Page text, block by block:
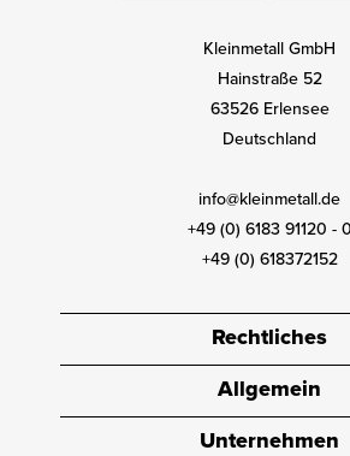
Kleinmetall GmbH
Hainstraße 52
63526 Erlensee
Deutschland
info@kleinmetall.de
+49 (0) 6183 91120 - 0
+49 (0) 618372152
Rechtliches
Allgemein
Unternehmen